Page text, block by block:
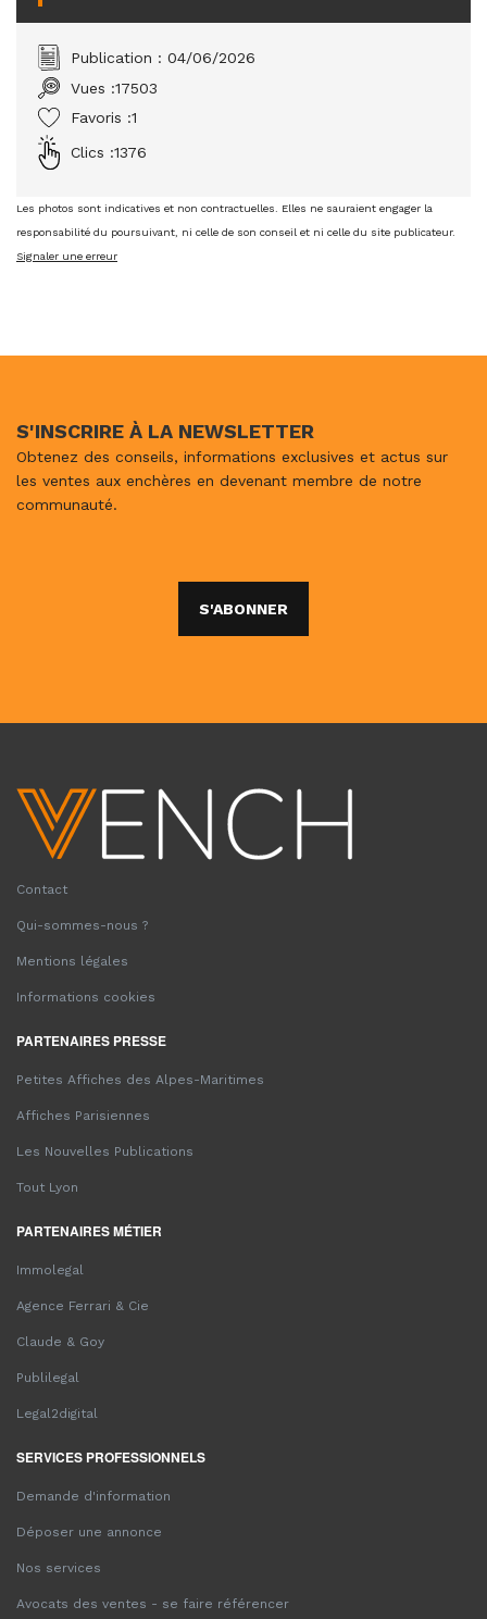
Publication : 04/06/2026
Vues :17503
Favoris :1
Clics :1376
Les photos sont indicatives et non contractuelles. Elles ne sauraient engager la
responsabilité du poursuivant, ni celle de son conseil et ni celle du site publicateur.
Signaler une erreur
S'INSCRIRE À LA NEWSLETTER
Obtenez des conseils, informations exclusives et actus sur
les ventes aux enchères en devenant membre de notre
communauté.
S'ABONNER
Contact
Qui-sommes-nous ?
Mentions légales
Informations cookies
PARTENAIRES PRESSE
Petites Affiches des Alpes-Maritimes
Affiches Parisiennes
Les Nouvelles Publications
Tout Lyon
PARTENAIRES MÉTIER
Immolegal
Agence Ferrari & Cie
Claude & Goy
Publilegal
Legal2digital
SERVICES PROFESSIONNELS
Demande d'information
Déposer une annonce
Nos services
Avocats des ventes - se faire référencer